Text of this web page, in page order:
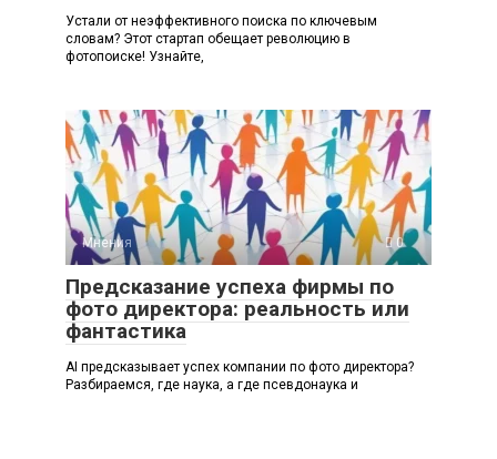
Устали от неэффективного поиска по ключевым
словам? Этот стартап обещает революцию в
фотопоиске! Узнайте,
Мнения 0
Предсказание успеха фирмы по
фото директора: реальность или
фантастика
AI предсказывает успех компании по фото директора?
Разбираемся, где наука, а где псевдонаука и